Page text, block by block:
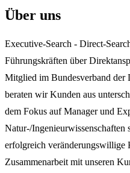
Über uns
Executive-Search - Direct-
Führungskräften über
Mitglied im Bundesverband der
beraten wir Kunden aus
dem Fokus auf Manager und
Natur-/
erfolgreich veränderungswillige
Zusammenarbeit mit unseren